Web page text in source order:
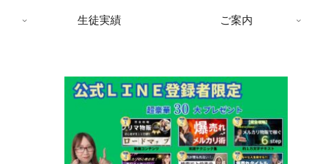
生徒実績 ご案内